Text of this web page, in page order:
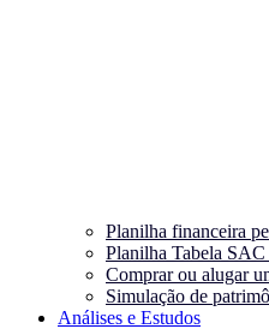
Planilha financeira
Planilha Tabela
Comprar ou alugar
Simulação de
Análises e Estudos